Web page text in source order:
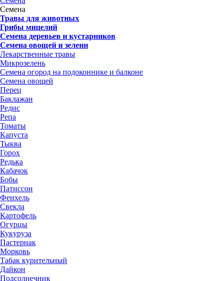
Семена
Травы для животных
Грибы мицелий
Семена деревьев и кустарников
Семена овощей и зелени
Лекарственные травы
Микрозелень
Семена огород на подоконнике и балконе
Семена овощей
Перец
Баклажан
Редис
Репа
Томаты
Капуста
Тыква
Горох
Редька
Кабачок
Бобы
Патиссон
Фенхель
Свекла
Картофель
Огурцы
Кукуруза
Пастернак
Морковь
Табак курительный
Дайкон
Подсолнечник